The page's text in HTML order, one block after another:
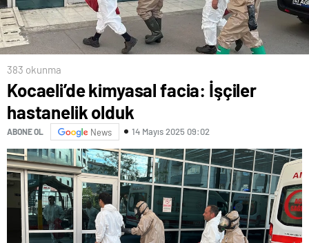
383 okunma
Kocaeli’de kimyasal facia: İşçiler
hastanelik olduk
ABONE OL News 14 Mayıs 2025 09:02